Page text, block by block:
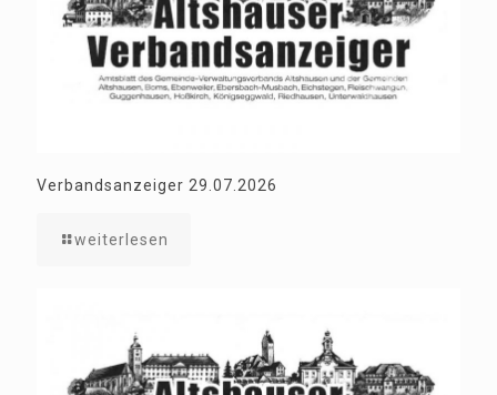
Verbandsanzeiger 29.07.2026
weiterlesen